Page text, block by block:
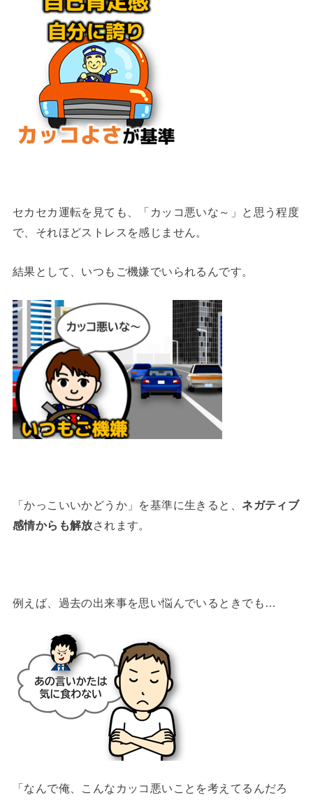
セカセカ運転を見ても、「カッコ悪いな～」と思う程度
で、それほどストレスを感じません。
結果として、いつもご機嫌でいられるんです。
「かっこいいかどうか」を基準に生きると、ネガティブ
感情からも解放されます。
例えば、過去の出来事を思い悩んでいるときでも…
「なんで俺、こんなカッコ悪いことを考えてるんだろ